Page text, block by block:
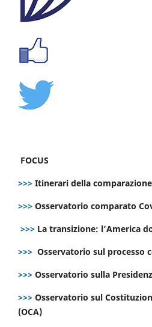
FOCUS
>>> Itinerari della comparazione
>>> Osservatorio comparato
>>> La transizione: l’America
>>> Osservatorio sul processo
>>> Osservatorio sulla
>>> Osservatorio sul
(OCA)